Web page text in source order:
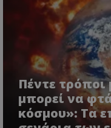
Πέντε τρόποι
μπορεί να
κόσμου»: Τα